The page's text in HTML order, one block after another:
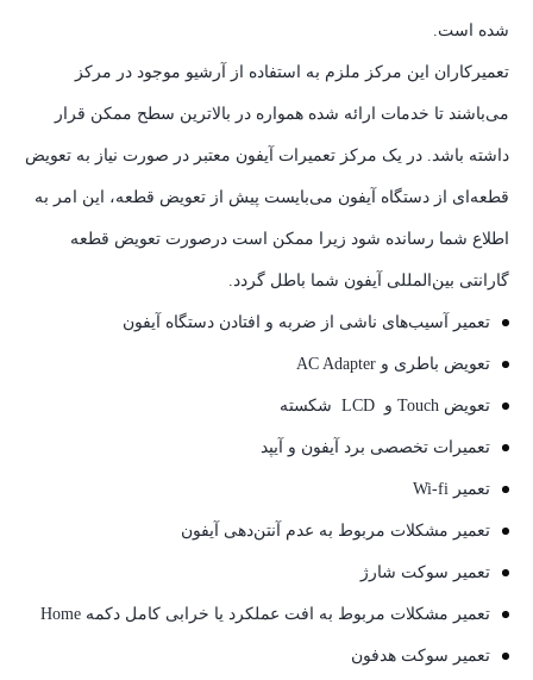
شده است.
تعمیرکاران این مرکز ملزم به استفاده از آرشیو موجود در مرکز
می‌باشند تا خدمات ارائه شده همواره در بالاترین سطح ممکن قرار
داشته باشد. در یک مرکز تعمیرات آیفون معتبر در صورت نیاز به تعویض
قطعه‌ای از دستگاه آیفون می‌بایست پیش از تعویض قطعه، این امر به
اطلاع شما رسانده شود زیرا ممکن است درصورت تعویض قطعه
گارانتی بین‌المللی آیفون شما باطل گردد.
تعمیر آسیب‌های ناشی از ضربه و افتادن دستگاه آیفون
تعویض باطری و AC Adapter
تعویض Touch و LCD شکسته
تعمیرات تخصصی برد آیفون و آیپد
تعمیر Wi-fi
تعمیر مشکلات مربوط به عدم آنتن‌دهی آیفون
تعمیر سوکت شارژ
تعمیر مشکلات مربوط به افت عملکرد یا خرابی کامل دکمه Home
تعمیر سوکت هدفون